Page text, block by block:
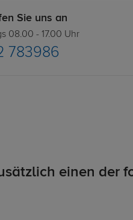
Sie uns an
08.00 - 17.00 Uhr
783986
einen der